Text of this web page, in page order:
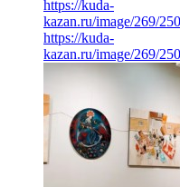
https://kuda-
kazan.ru/image/269/
https://kuda-
kazan.ru/image/269/